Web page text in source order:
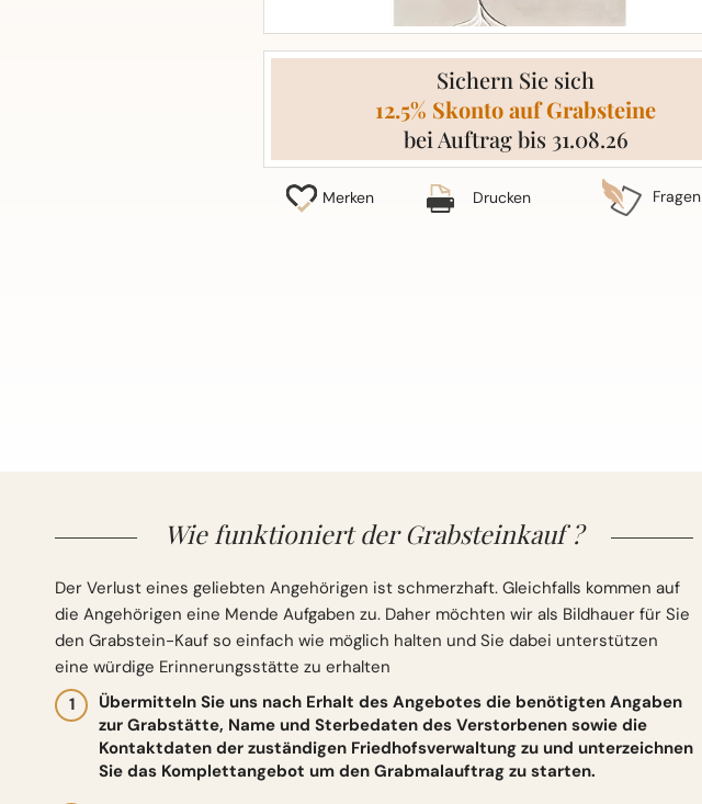
Sichern Sie sich
12.5% Skonto auf Grabsteine
bei Auftrag bis 31.08.26
Merken Drucken Fragen
Wie funktioniert der Grabsteinkauf ?
Der Verlust eines geliebten Angehörigen ist schmerzhaft. Gleichfalls kommen auf
die Angehörigen eine Mende Aufgaben zu. Daher möchten wir als Bildhauer für Sie
den Grabstein-Kauf so einfach wie möglich halten und Sie dabei unterstützen
eine würdige Erinnerungsstätte zu erhalten
Übermitteln Sie uns nach Erhalt des Angebotes die benötigten Angaben
zur Grabstätte, Name und Sterbedaten des Verstorbenen sowie die
Kontaktdaten der zuständigen Friedhofsverwaltung zu und unterzeichnen
Sie das Komplettangebot um den Grabmalauftrag zu starten.